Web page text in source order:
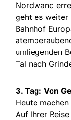
Nordwand
geht es weiter
Bahnhof
umliegenden
Tal nach
3. Tag: Von
Heute
Auf Ihrer